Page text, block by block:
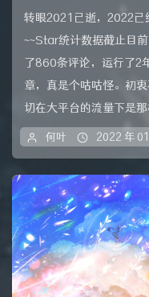
转眼2021已逝，2022已
~~Star统计数据截止目
了860条评论，运行了2
章，真是个咕咕怪。初
切在大平台的流量下是
何叶 2022 年